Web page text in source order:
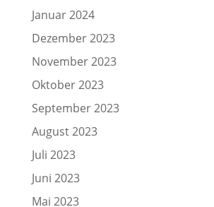
Januar 2024
Dezember 2023
November 2023
Oktober 2023
September 2023
August 2023
Juli 2023
Juni 2023
Mai 2023